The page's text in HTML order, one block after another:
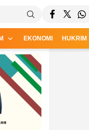
EKONOMI HUKRIM